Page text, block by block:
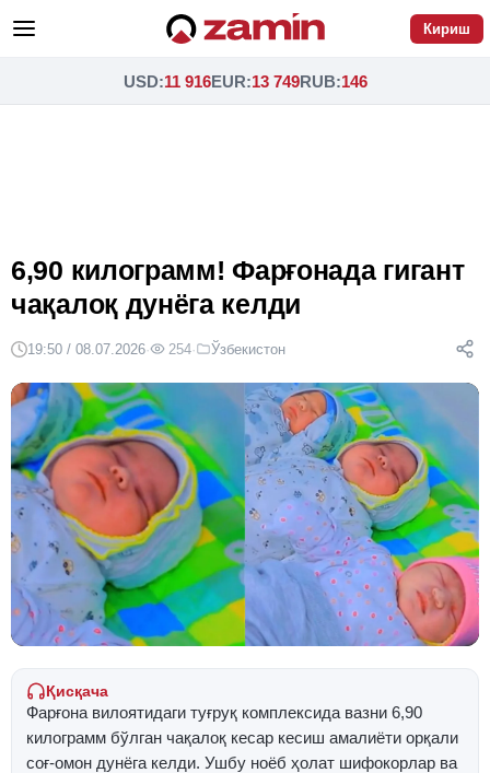
Кириш
USD:11 916EUR:13 749RUB:146
6,90 килограмм! Фарғонада гигант
чақалоқ дунёга келди
19:50 / 08.07.2026· 254· Ўзбекистон
Қисқача
Фарғона вилоятидаги туғруқ комплексида вазни 6,90
килограмм бўлган чақалоқ кесар кесиш амалиёти орқали
соғ-омон дунёга келди. Ушбу ноёб ҳолат шифокорлар ва